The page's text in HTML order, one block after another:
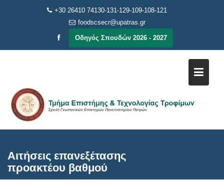
+30 26410 74130-131-129-109-108-121
foodscsecr@upatras.gr
Οδηγός Σπουδών 2026 - 2027
Αιτήσεις επανεξέτασης
προακτέου βαθμού